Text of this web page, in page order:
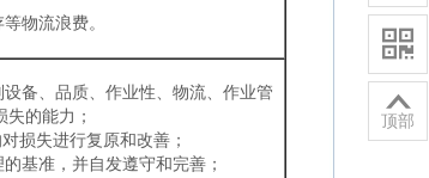
物流浪费。
备、品质、作业性、物流、作业管
的能力；
损失进行复原和改善；
基准，并自发遵守和完善；


顶部